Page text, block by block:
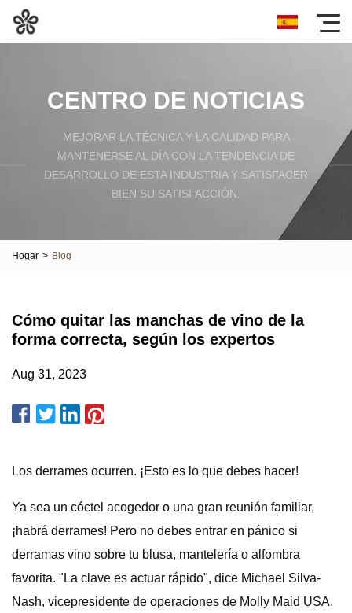
CENTRO DE NOTICIAS
MEJORAR LA TÉCNICA Y LA CALIDAD PARA
MANTENERSE AL DÍA CON LA TENDENCIA DE
DESARROLLO DE ESTA INDUSTRIA Y SATISFACER
BIEN SU SATISFACCIÓN.
Hogar > Blog
Cómo quitar las manchas de vino de la
forma correcta, según los expertos
Aug 31, 2023
Los derrames ocurren. ¡Esto es lo que debes hacer!
Ya sea un cóctel acogedor o una gran reunión familiar,
¡habrá derrames! Pero no debes entrar en pánico si
derramas vino sobre tu blusa, mantelería o alfombra
favorita. "La clave es actuar rápido", dice Michael Silva-
Nash, vicepresidente de operaciones de Molly Maid USA.